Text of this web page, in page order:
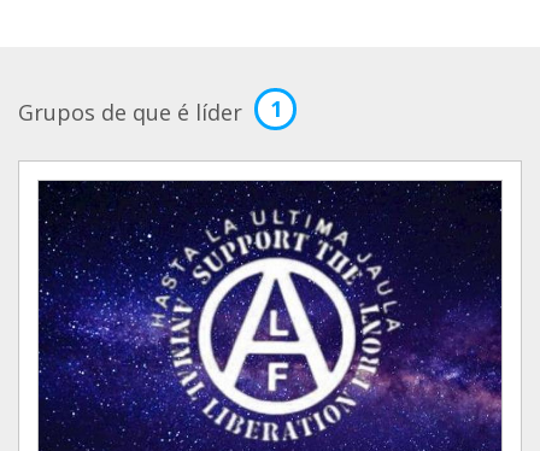
Grupos de que é líder 1